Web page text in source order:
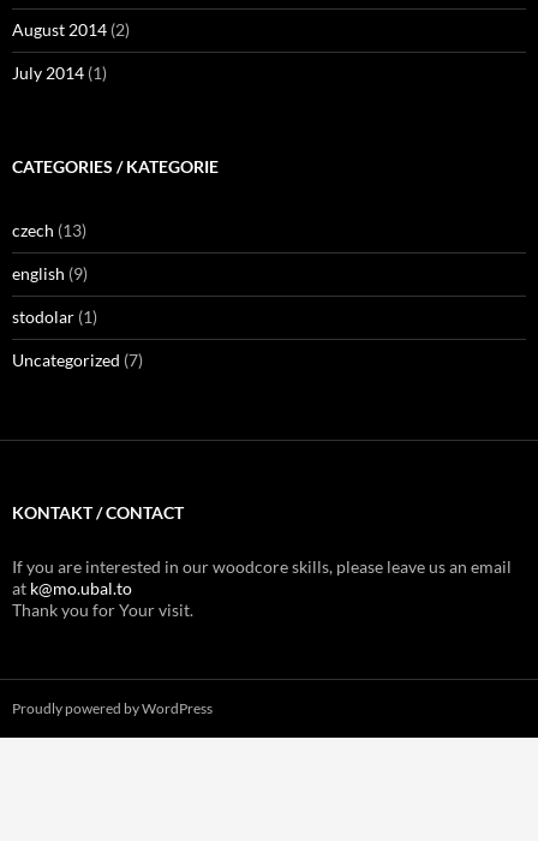
August 2014 (2)
July 2014 (1)
CATEGORIES / KATEGORIE
czech (13)
english (9)
stodolar (1)
Uncategorized (7)
KONTAKT / CONTACT
If you are interested in our woodcore skills, please leave us an email
at k@mo.ubal.to
Thank you for Your visit.
Proudly powered by WordPress